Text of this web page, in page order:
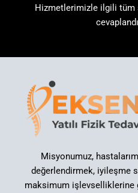
Hizmetlerimizle ilgili tüm
Misyonumuz,
değerlendirmek, iyileşme
maksimum işlevselliklerine